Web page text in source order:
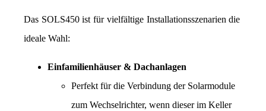
Das SOLS450 ist für vielfältige Installationsszenarien die
ideale Wahl:
Einfamilienhäuser & Dachanlagen
Perfekt für die Verbindung der Solarmodule
zum Wechselrichter, wenn dieser im Keller